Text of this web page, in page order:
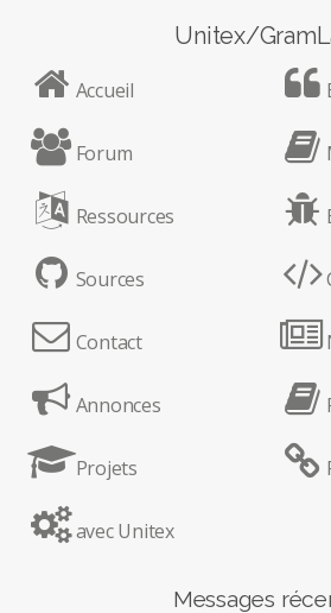
Unitex/
Accueil
Forum
Ressources
Sources
Contact
Annonces
Projets
avec Unitex
Messages